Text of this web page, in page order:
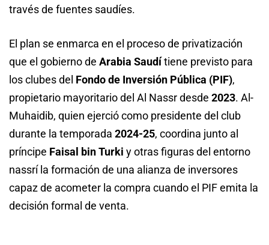
través de fuentes saudíes.
El plan se enmarca en el proceso de privatización
que el gobierno de Arabia Saudítiene previsto para
los clubes del Fondo de Inversión Pública (PIF),
propietario mayoritario del Al Nassr desde 2023. Al-
Muhaidib, quien ejerció como presidente del club
durante la temporada 2024-25, coordina junto al
príncipe Faisal bin Turki y otras figuras del entorno
nassrí la formación de una alianza de inversores
capaz de acometer la compra cuando el PIF emita la
decisión formal de venta.